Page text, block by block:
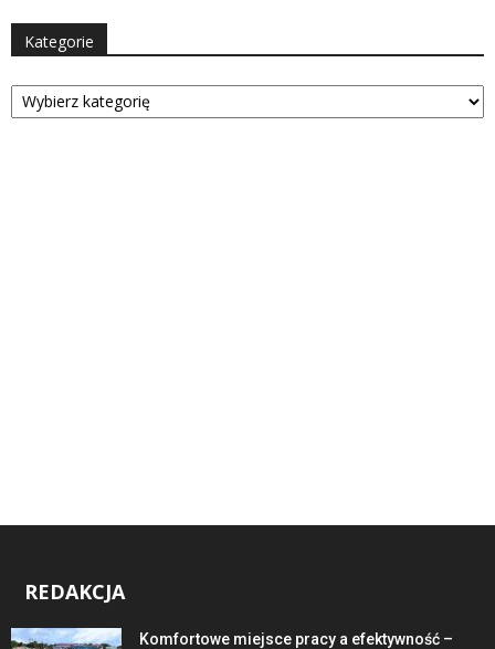
Kategorie
Kategorie
REDAKCJA
Komfortowe miejsce pracy a efektywność –